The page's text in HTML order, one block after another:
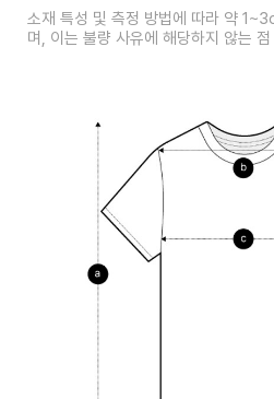
소재 특성 및 측정 방법에 따라 약
며, 이는 불량 사유에 해당하지 않는